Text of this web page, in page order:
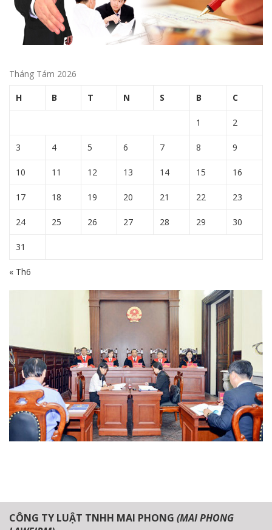
Tháng Tám 2026
H B T N S B C
1 2
3 4 5 6 7 8 9
10 11 12 13 14 15 16
17 18 19 20 21 22 23
24 25 26 27 28 29 30
31
« Th6
CÔNG TY LUẬT TNHH MAI PHONG (MAI PHONG